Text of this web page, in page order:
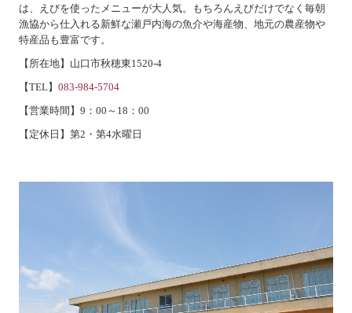
は、えびを使ったメニューが大人気。もちろんえびだけでなく毎朝
漁協から仕入れる新鮮な瀬戸内海の魚介や海産物、地元の農産物や
特産品も豊富です。
【所在地】山口市秋穂東1520-4
【TEL】083-984-5704
【営業時間】9 ：00 ～ 18 ：00
【定休日】第2 ・第4水曜日